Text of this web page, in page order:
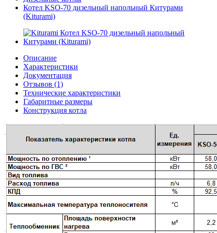
Котел KSO-70 дизельный напольный Китурами
(Kiturami)
Описание
Характеристики
Документация
Отзывов (1)
Технические характеристики
Габаритные размеры
Конструкция котла